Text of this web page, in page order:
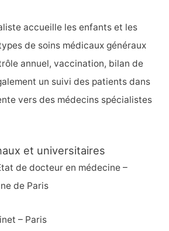
accueille les enfants et les
de soins médicaux généraux
annuel, vaccination, bilan de
un suivi des patients dans
vers des médecins spécialistes
et universitaires
de docteur en médecine –
de Paris
– Paris